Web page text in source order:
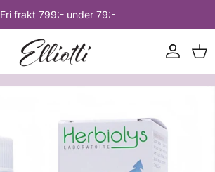
Fri frakt 799:- under 79:-
Konto